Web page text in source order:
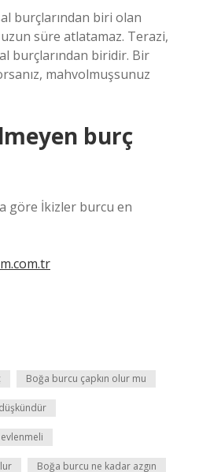
burçlarından biri olan
süre atlatamaz. Terazi,
burçlarından biridir. Bir
mahvolmuşsunuz
burç
göre İkizler burcu en
Boğa burcu çapkın olur mu
Boğa burcu ne kadar azgın